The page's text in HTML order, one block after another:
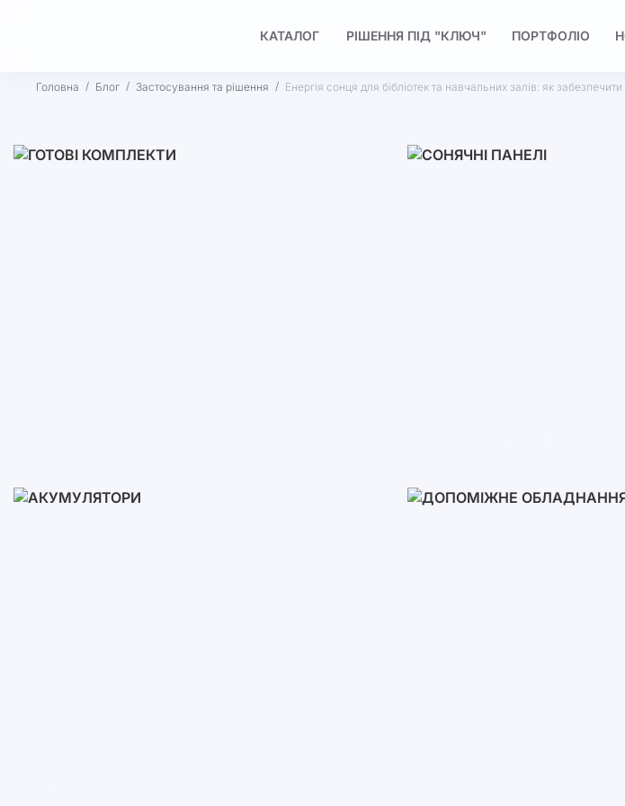
КАТАЛОГ РІШЕННЯ ПІД "КЛЮЧ" ПОРТФОЛІО
Головна Блог Застосування та рішення Енергія сонця для бібліотек та навчальних залів: як
3-10 кВт